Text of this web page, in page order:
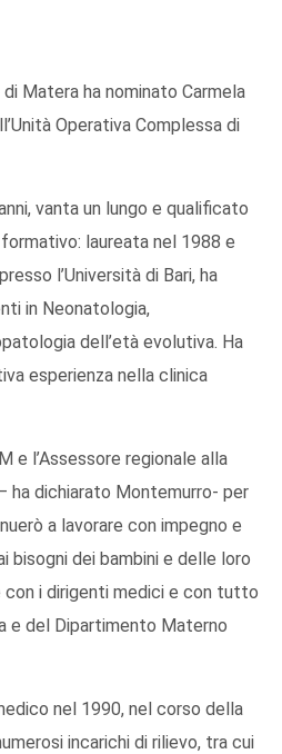
di Matera ha nominato Carmela
Operativa Complessa di
vanta un lungo e qualificato
laureata nel 1988 e
l’Università di Bari, ha
in Neonatologia,
dell’età evolutiva. Ha
esperienza nella clinica
e l’Assessore regionale alla
ha dichiarato Montemurro- per
a lavorare con impegno e
bisogni dei bambini e delle loro
con i dirigenti medici e con tutto
e del Dipartimento Materno
nel 1990, nel corso della
incarichi di rilievo, tra cui